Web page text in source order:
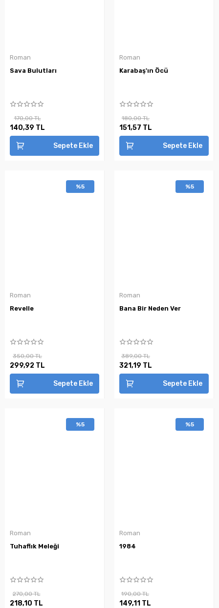
Roman
Sava Bulutları
170,00 TL
140,39 TL
Sepete Ekle
Roman
Karabaş'ın Öcü
180,00 TL
151,57 TL
Sepete Ekle
%5
Roman
Revelle
350,00 TL
299,92 TL
Sepete Ekle
%5
Roman
Bana Bir Neden Ver
389,00 TL
321,19 TL
Sepete Ekle
%5
Roman
Tuhaflık Meleği
270,00 TL
218,10 TL
%5
Roman
1984
190,00 TL
149,11 TL